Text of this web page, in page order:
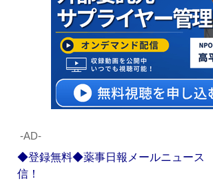
‐AD‐
◆登録無料◆薬事日報メールニュース
信！